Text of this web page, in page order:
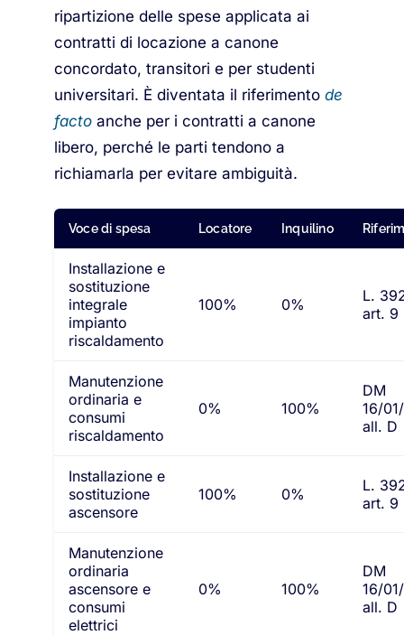
ripartizione delle spese applicata ai
contratti di locazione a canone
concordato, transitori e per studenti
universitari. È diventata il riferimento de
facto anche per i contratti a canone
libero, perché le parti tendono a
richiamarla per evitare ambiguità.
Voce di spesa Locatore Inquilino
Installazione e
sostituzione
integrale
impianto
riscaldamento
100% 0%
L.
art. 9
Manutenzione
ordinaria e
consumi
riscaldamento
0% 100%
DM
16/
all. D
Installazione e
sostituzione
ascensore
100% 0%
L.
art. 9
Manutenzione
ordinaria
ascensore e
consumi
elettrici
0% 100%
DM
16/
all. D